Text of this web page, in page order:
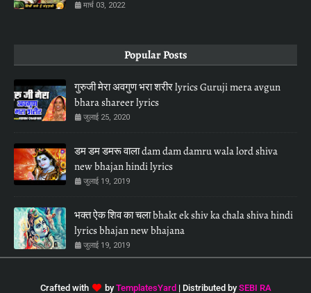
मार्च 03, 2022
Popular Posts
गुरुजी मेरा अवगुण भरा शरीर lyrics Guruji mera avgun
bhara shareer lyrics
जुलाई 25, 2020
डम डम डमरू वाला dam dam damru wala lord shiva
new bhajan hindi lyrics
जुलाई 19, 2019
भक्त ऐक शिव का चला bhakt ek shiv ka chala shiva hindi
lyrics bhajan new bhajana
जुलाई 19, 2019
Crafted with byTemplatesYard | Distributed bySEBI RA